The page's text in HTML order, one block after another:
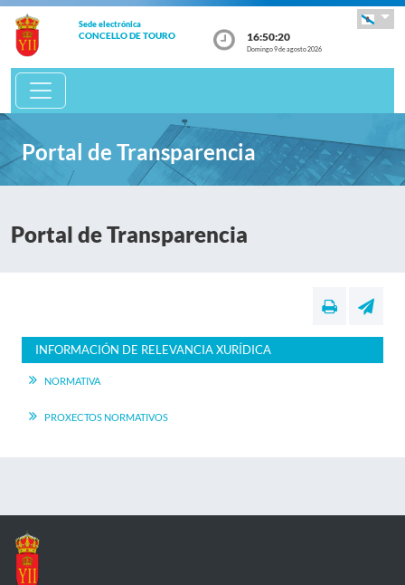
Sede electrónica
CONCELLO DE TOURO 16:50:20
Domingo 9 de agosto 2026
Portal de Transparencia
Portal de Transparencia
INFORMACIÓN DE RELEVANCIA XURÍDICA
NORMATIVA
PROXECTOS NORMATIVOS